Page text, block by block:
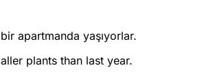
apartmanda yaşıyorlar.
plants than last year.